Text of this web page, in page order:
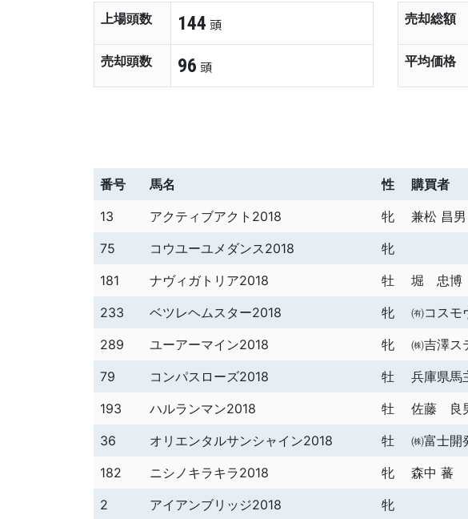
上場頭数 144 頭
売却頭数 96 頭
売却総額
平均価格
番号 馬名 性 購買者
13
アクティブアクト2018 牝 兼松 昌男
75
コウユーユメダンス2018 牝
181
ナヴィガトリア2018 牡 堀 忠博
233
ベツレヘムスター2018 牝 ㈲コスモ
289
ユーアーマイン2018 牝 ㈱吉澤ス
79
コンパスローズ2018 牡 兵庫県馬
193
ハルランマン2018 牡 佐藤 良
36
オリエンタルサンシャイン2018 牡 ㈱富士開
182
ニシノキラキラ2018 牝 森中 蕃
2
アイアンブリッジ2018 牝